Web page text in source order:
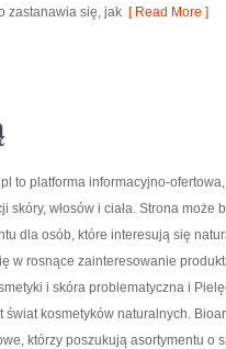
zastanawia się, jak [ Read More ]
to platforma informacyjno-
skóry, włosów i ciała. Strona
dla osób, które interesują się
w rosnące zainteresowanie
i skóra problematyczna i
świat kosmetyków naturalnych.
którzy poszukują asortymentu o